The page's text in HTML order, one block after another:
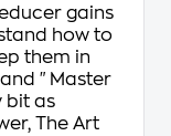
gains
how to
them in
and "Master
bit as
The Art